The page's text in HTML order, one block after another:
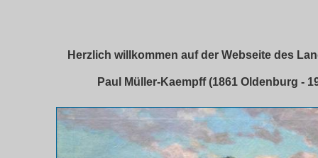
Herzlich willkommen auf der Webseite des
Paul Müller-Kaempff (1861 Oldenburg -